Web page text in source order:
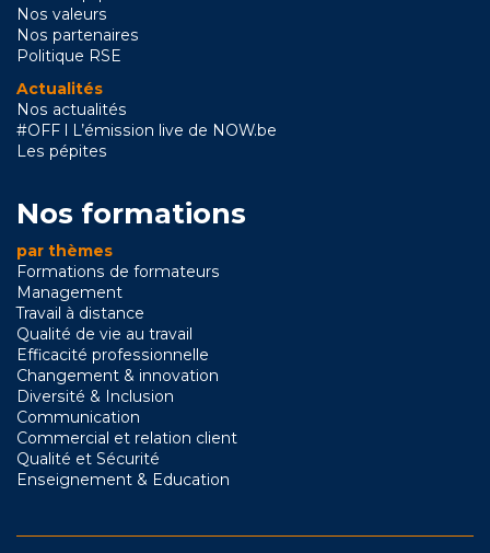
Nos valeurs
Nos partenaires
Politique RSE
Actualités
Nos actualités
#OFF l L’émission live de NOW.be
Les pépites
Nos formations
par thèmes
Formations de formateurs
Management
Travail à distance
Qualité de vie au travail
Efficacité professionnelle
Changement & innovation
Diversité & Inclusion
Communication
Commercial et relation client
Qualité et Sécurité
Enseignement & Education